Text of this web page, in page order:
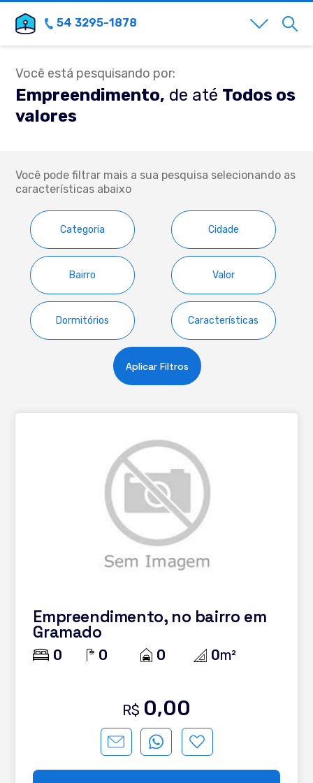
54 3295-1878
Você está pesquisando por:
Empreendimento, de até Todos os
valores
Você pode filtrar mais a sua pesquisa selecionando as
características abaixo
Categoria Cidade
Bairro Valor
Dormitórios Características
Aplicar Filtros
Empreendimento, no bairro em
Gramado
0 0 0 0m²
R$ 0,00